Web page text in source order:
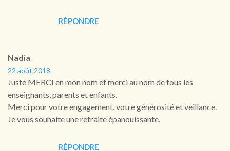
RÉPONDRE
Nadia
22 août 2018
Juste MERCI en mon nom et merci au nom de tous les
enseignants, parents et enfants.
Merci pour votre engagement, votre générosité et veillance.
Je vous souhaite une retraite épanouissante.
RÉPONDRE